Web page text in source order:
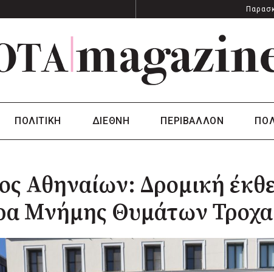
ΠΟΛΙΤΙΚΗ ΔΙΕΘΝΗ ΠΕΡΙΒΑΛΛΟΝ
Αθηναίων: Δρομική
Μνήμης Θυμάτων